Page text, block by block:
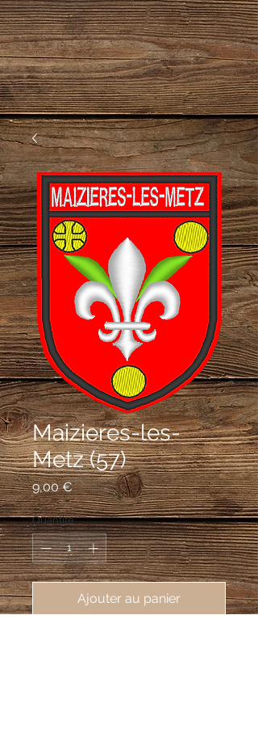
Maizieres-les-
Metz (57)
9,00 €Prix
Quantité *
Ajouter au panier